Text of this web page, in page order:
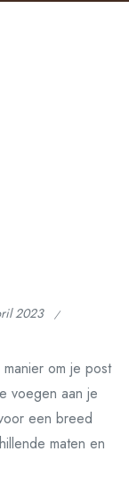
2023
om je post
voegen aan je
een breed
maten en